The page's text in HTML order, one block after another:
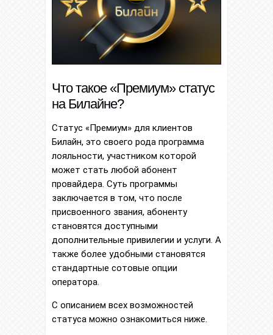
Что такое «Премиум» статус
на Билайне?
Статус «Премиум» для клиентов
Билайн, это своего рода программа
лояльности, участником которой
может стать любой абонент
провайдера. Суть программы
заключается в том, что после
присвоенного звания, абоненту
становятся доступными
дополнительные привилегии и услуги. А
также более удобными становятся
стандартные сотовые опции
оператора.
С описанием всех возможностей
статуса можно ознакомиться ниже.